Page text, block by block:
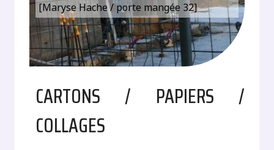
[Maryse Hache / porte mangée 32]
CARTONS / PAPIERS /
COLLAGES